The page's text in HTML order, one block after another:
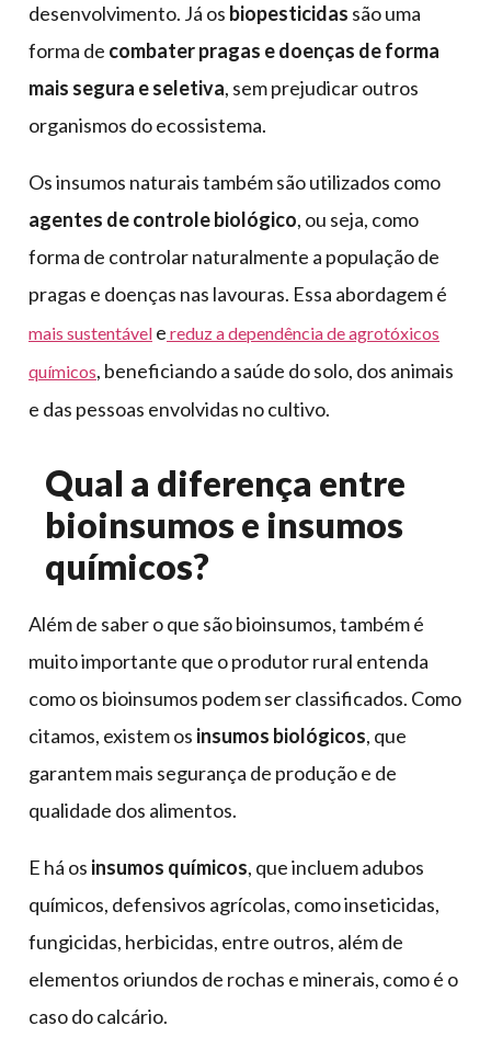
desenvolvimento. Já os biopesticidas são uma
forma de combater pragas e doenças de forma
mais segura e seletiva, sem prejudicar outros
organismos do ecossistema.
Os insumos naturais também são utilizados como
agentes de controle biológico, ou seja, como
forma de controlar naturalmente a população de
pragas e doenças nas lavouras. Essa abordagem é
mais sustentável e reduz a dependência de agrotóxicos
químicos, beneficiando a saúde do solo, dos animais
e das pessoas envolvidas no cultivo.
Qual a diferença entre
bioinsumos e insumos
químicos?
Além de saber o que são bioinsumos, também é
muito importante que o produtor rural entenda
como os bioinsumos podem ser classificados. Como
citamos, existem os insumos biológicos, que
garantem mais segurança de produção e de
qualidade dos alimentos.
E há os insumos químicos, que incluem adubos
químicos, defensivos agrícolas, como inseticidas,
fungicidas, herbicidas, entre outros, além de
elementos oriundos de rochas e minerais, como é o
caso do calcário.